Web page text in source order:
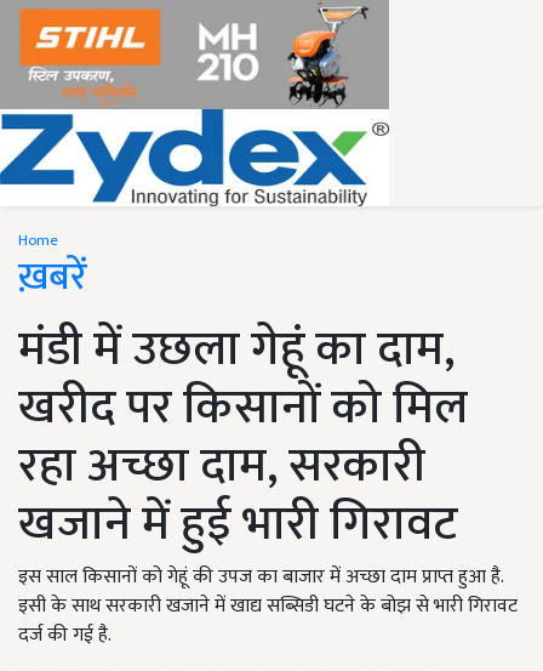
Home
ख़बरें
मंडी में उछला गेहूं का दाम,
खरीद पर किसानों को मिल
रहा अच्छा दाम, सरकारी
खजाने में हुई भारी गिरावट
इस साल किसानों को गेहूं की उपज का बाजार में अच्छा दाम प्राप्त हुआ है.
इसी के साथ सरकारी खजाने में खाद्य सब्सिडी घटने के बोझ से भारी गिरावट
दर्ज की गई है.